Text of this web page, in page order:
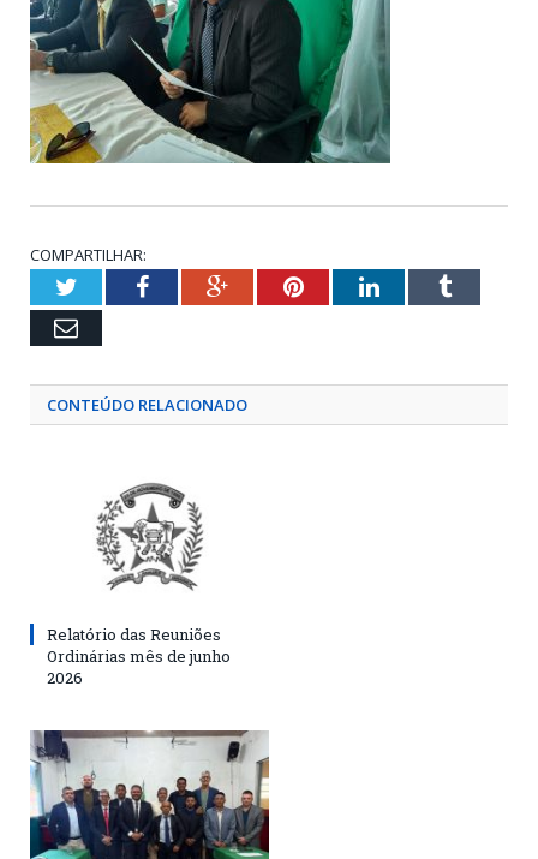
COMPARTILHAR:
TwitterFacebookGoogle+PinterestLinkedInTumblr
Email
CONTEÚDO RELACIONADO
Relatório das Reuniões
Ordinárias mês de junho
2026